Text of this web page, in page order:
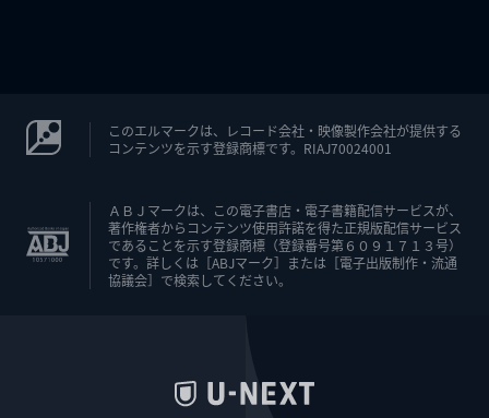
このエルマークは、レコード会社・映像製作会社が提供する
コンテンツを示す登録商標です。RIAJ70024001
ＡＢＪマークは、この電子書店・電子書籍配信サービスが、
著作権者からコンテンツ使用許諾を得た正規版配信サービス
であることを示す登録商標（登録番号第６０９１７１３号）
です。詳しくは［ABJマーク］または［電子出版制作・流通
協議会］で検索してください。